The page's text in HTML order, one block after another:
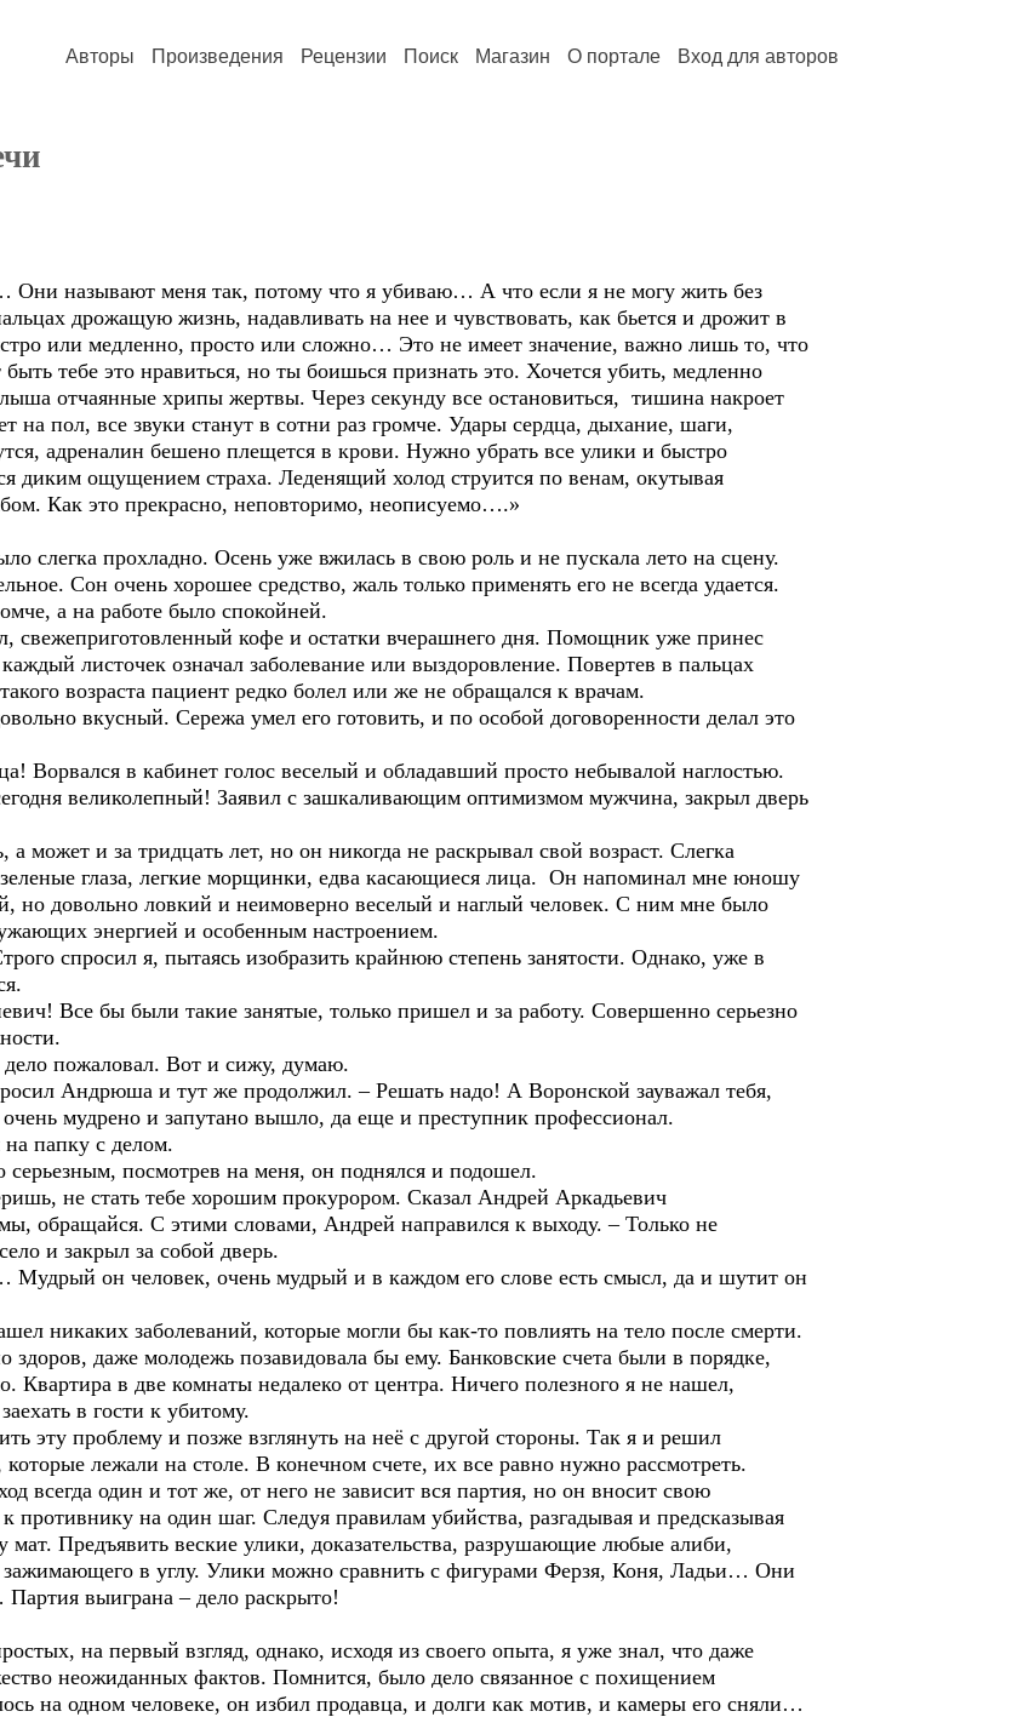
Авторы Произведения Рецензии Поиск Магазин О портале Вход для авторов
называют меня так, потому что я убиваю… А что если я не могу жить без
дрожащую жизнь, надавливать на нее и чувствовать, как бьется и дрожит в
или медленно, просто или сложно… Это не имеет значение, важно лишь то, что
тебе это нравиться, но ты боишься признать это. Хочется убить, медленно
отчаянные хрипы жертвы. Через секунду все остановиться, тишина накроет
на пол, все звуки станут в сотни раз громче. Удары сердца, дыхание, шаги,
адреналин бешено плещется в крови. Нужно убрать все улики и быстро
диким ощущением страха. Леденящий холод струится по венам, окутывая
Как это прекрасно, неповторимо, неописуемо….»
слегка прохладно. Осень уже вжилась в свою роль и не пускала лето на сцену.
Сон очень хорошее средство, жаль только применять его не всегда удается.
а на работе было спокойней.
свежеприготовленный кофе и остатки вчерашнего дня. Помощник уже принес
листочек означал заболевание или выздоровление. Повертев в пальцах
возраста пациент редко болел или же не обращался к врачам.
вкусный. Сережа умел его готовить, и по особой договоренности делал это
Ворвался в кабинет голос веселый и обладавший просто небывалой наглостью.
великолепный! Заявил с зашкаливающим оптимизмом мужчина, закрыл дверь
может и за тридцать лет, но он никогда не раскрывал свой возраст. Слегка
глаза, легкие морщинки, едва касающиеся лица. Он напоминал мне юношу
но довольно ловкий и неимоверно веселый и наглый человек. С ним мне было
энергией и особенным настроением.
спросил я, пытаясь изобразить крайнюю степень занятости. Однако, уже в
Все бы были такие занятые, только пришел и за работу. Совершенно серьезно
пожаловал. Вот и сижу, думаю.
Андрюша и тут же продолжил. – Решать надо! А Воронской зауважал тебя,
мудрено и запутано вышло, да еще и преступник профессионал.
папку с делом.
серьезным, посмотрев на меня, он поднялся и подошел.
не стать тебе хорошим прокурором. Сказал Андрей Аркадьевич
обращайся. С этими словами, Андрей направился к выходу. – Только не
и закрыл за собой дверь.
он человек, очень мудрый и в каждом его слове есть смысл, да и шутит он
никаких заболеваний, которые могли бы как-то повлиять на тело после смерти.
даже молодежь позавидовала бы ему. Банковские счета были в порядке,
Квартира в две комнаты недалеко от центра. Ничего полезного я не нашел,
в гости к убитому.
эту проблему и позже взглянуть на неё с другой стороны. Так я и решил
лежали на столе. В конечном счете, их все равно нужно рассмотреть.
всегда один и тот же, от него не зависит вся партия, но он вносит свою
на один шаг. Следуя правилам убийства, разгадывая и предсказывая
мат. Предъявить веские улики, доказательства, разрушающие любые алиби,
в углу. Улики можно сравнить с фигурами Ферзя, Коня, Ладьи… Они
выиграна – дело раскрыто!
на первый взгляд, однако, исходя из своего опыта, я уже знал, что даже
неожиданных фактов. Помнится, было дело связанное с похищением
на одном человеке, он избил продавца, и долги как мотив, и камеры его сняли…